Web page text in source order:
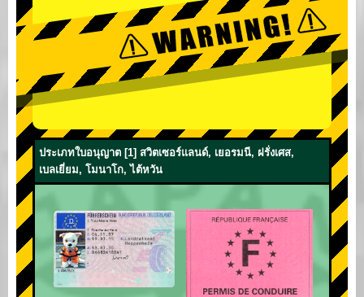
ประเภทใบอนุญาต [1] สวิตเซอร์แลนด์, เยอรมนี, ฝรั่งเศส,
เบลเยี่ยม, โมนาโก, ไต้หวัน